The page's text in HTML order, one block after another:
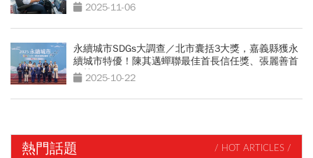
2025-11-06
永續城市SDGs大調查／北市囊括3大獎，嘉義縣獲永
續城市特優！陳其邁蟬聯最佳首長信任獎、張麗善首
進榜2025-10-22
熱門話題 / HOT ARTICLES /